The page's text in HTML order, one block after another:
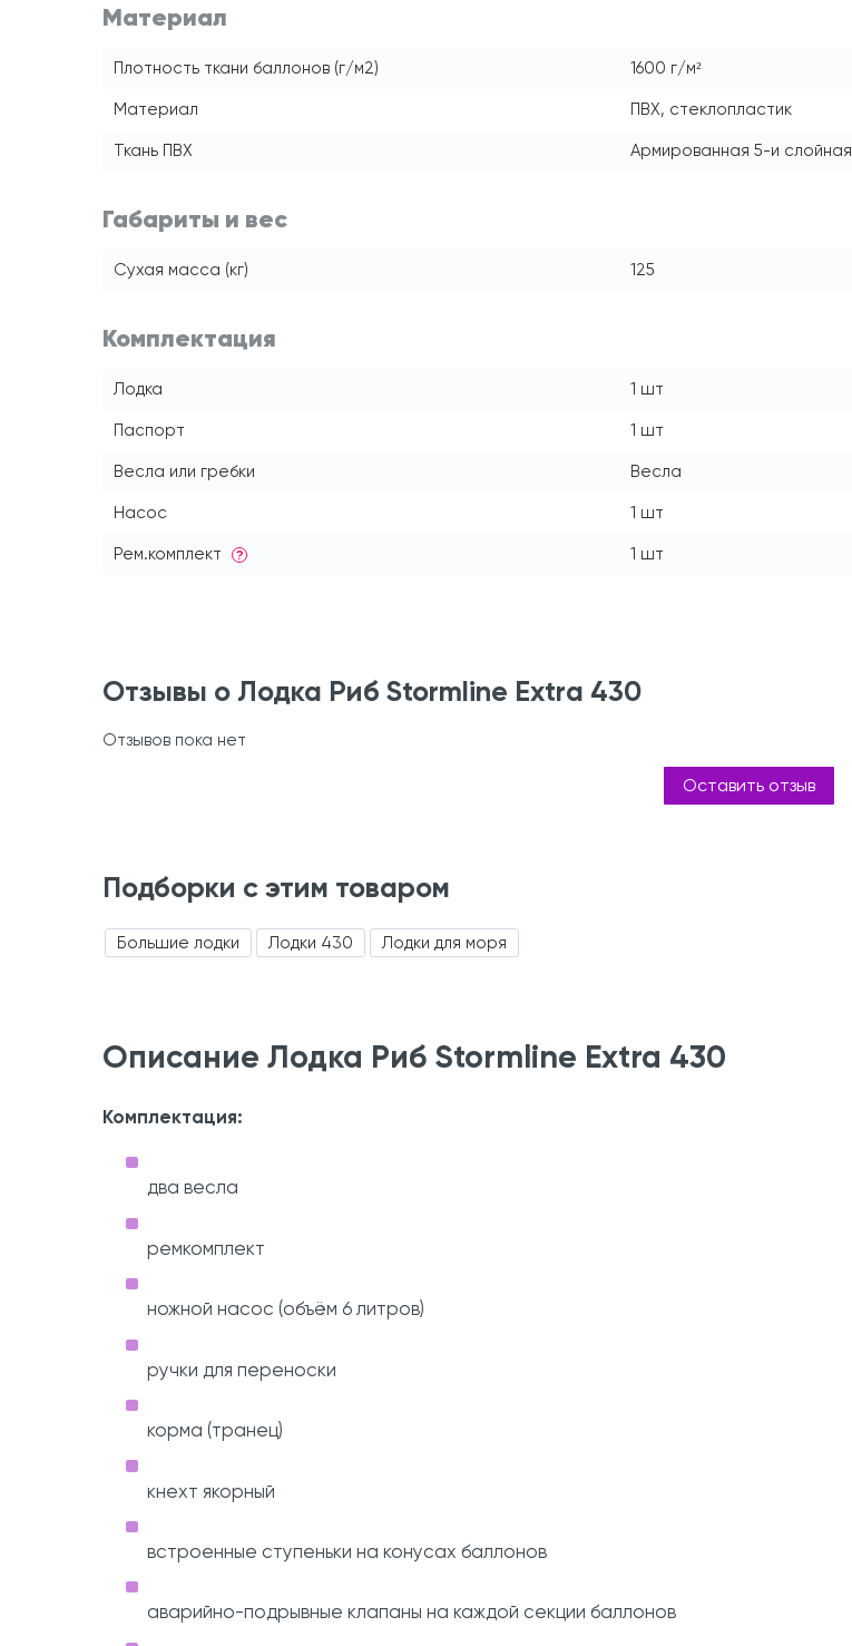
Материал
Плотность ткани баллонов (г/м2) 1600 г/м²
Материал ПВХ, стеклопластик
Ткань ПВХ Армированная 5-и слойная
Габариты и вес
Сухая масса (кг) 125
Комплектация
Лодка 1 шт
Паспорт 1 шт
Весла или гребки Весла
Насос 1 шт
Рем.комплект ? 1 шт
Отзывы о Лодка Риб Stormline Extra 430
Отзывов пока нет
Оставить отзыв
Подборки с этим товаром
Большие лодки Лодки 430 Лодки для моря
Описание Лодка Риб Stormline Extra 430
Комплектация:
два весла
ремкомплект
ножной насос (объём 6 литров)
ручки для переноски
корма (транец)
кнехт якорный
встроенные ступеньки на конусах баллонов
аварийно-подрывные клапаны на каждой секции баллонов